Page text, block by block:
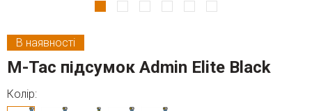
В наявності
M-Tac підсумок Admin Elite Black
Колір: